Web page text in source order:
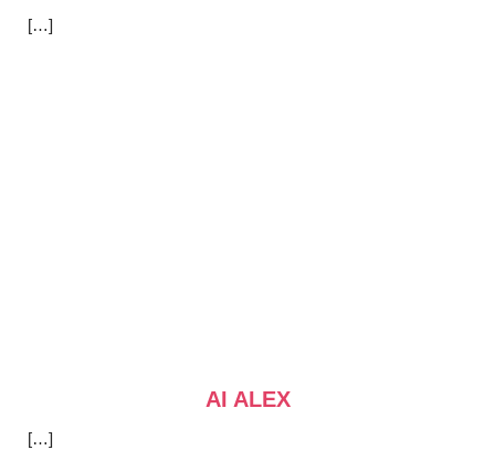
[…]
AI ALEX
[…]